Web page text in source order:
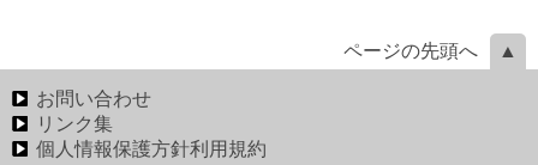
ページの先頭へ
お問い合わせ
リンク集
個人情報保護方針利用規約